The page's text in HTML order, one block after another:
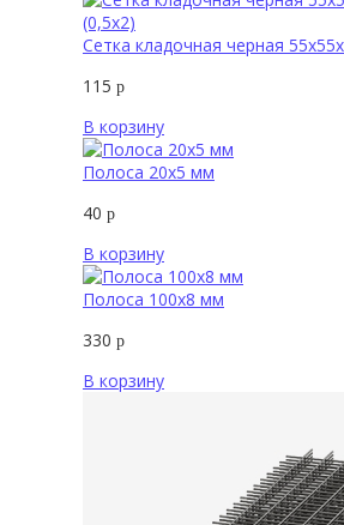
Сетка кладочная черная
115 р
В корзину
Полоса 20х5 мм
40 р
В корзину
Полоса 100х8 мм
330 р
В корзину